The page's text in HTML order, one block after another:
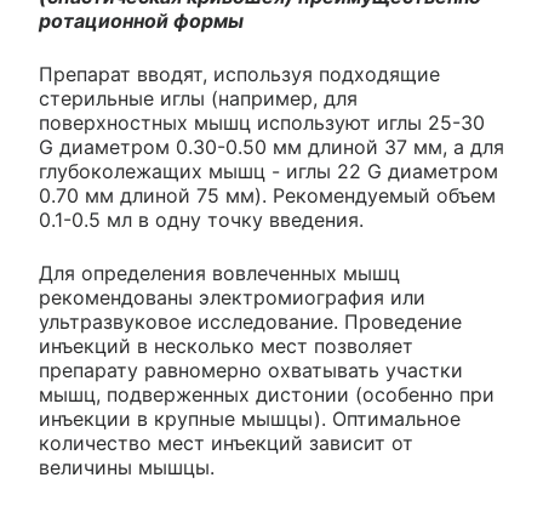
ротационной формы
Препарат вводят, используя подходящие
стерильные иглы (например, для
поверхностных мышц используют иглы 25-30
G диаметром 0.30-0.50 мм длиной 37 мм, а для
глубоколежащих мышц - иглы 22 G диаметром
0.70 мм длиной 75 мм). Рекомендуемый объем
0.1-0.5 мл в одну точку введения.
Для определения вовлеченных мышц
рекомендованы электромиография или
ультразвуковое исследование. Проведение
инъекций в несколько мест позволяет
препарату равномерно охватывать участки
мышц, подверженных дистонии (особенно при
инъекции в крупные мышцы). Оптимальное
количество мест инъекций зависит от
величины мышцы.